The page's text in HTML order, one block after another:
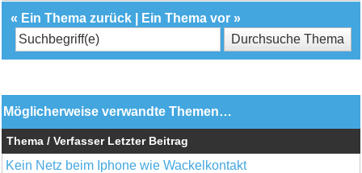
« Ein Thema zurück Ein Thema vor »
Möglicherweise verwandte Themen…
Thema / Verfasser Letzter Beitrag
Kein Netz beim Iphone wie Wackelkontakt